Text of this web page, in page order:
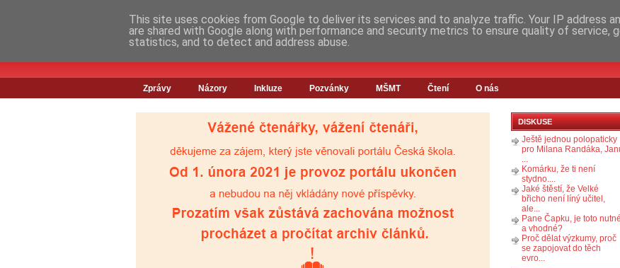
Zprávy Názory Inkluze Pozvánky MŠMT Čtení O nás
DISKUSE
Ještě jednou polopaticky
pro Milana Randáka,
...
Komárku, že ti není
stydno....
Jaké štěstí, že Velké
břicho není líný učitel,
ale...
Pane Čapku, je toto nutné
a vhodné?
Proč dělat výzkumy, proč
se zapojovat do těch
evro...
This site uses cookies from Google to deliver its services and to analyze traffic. Your IP address
are shared with Google along with performance and security metrics to ensure quality of service,
statistics, and to detect and address abuse.